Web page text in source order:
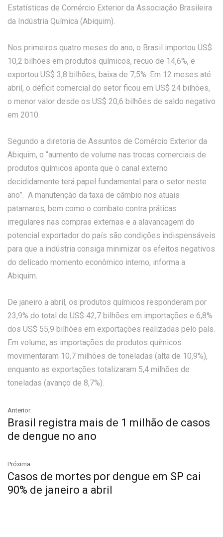
Estatísticas de Comércio Exterior da Associação Brasileira
da Indústria Química (Abiquim).
Nos primeiros quatro meses do ano, o Brasil importou US$
10,2 bilhões em produtos químicos, recuo de 14,6%, e
exportou US$ 3,8 bilhões, baixa de 7,5%. Em 12 meses até
abril, o déficit comercial do setor ficou em US$ 24 bilhões,
o menor valor desde os US$ 20,6 bilhões de saldo negativo
em 2010.
Segundo a diretoria de Assuntos de Comércio Exterior da
Abiquim, o “aumento de volume nas trocas comerciais de
produtos químicos aponta que o canal externo
decididamente terá papel fundamental para o setor neste
ano”. A manutenção da taxa de câmbio nos atuais
patamares, bem como o combate contra práticas
irregulares nas compras externas e a alavancagem do
potencial exportador do país são condições indispensáveis
para que a indústria consiga minimizar os efeitos negativos
do delicado momento econômico interno, informa a
Abiquim.
De janeiro a abril, os produtos químicos responderam por
23,9% do total de US$ 42,7 bilhões em importações e 6,8%
dos US$ 55,9 bilhões em exportações realizadas pelo país.
Em volume, as importações de produtos químicos
movimentaram 10,7 milhões de toneladas (alta de 10,9%),
enquanto as exportações totalizaram 5,4 milhões de
toneladas (avanço de 8,7%).
Anterior
Brasil registra mais de 1 milhão de casos
de dengue no ano
Próxima
Casos de mortes por dengue em SP cai
90% de janeiro a abril